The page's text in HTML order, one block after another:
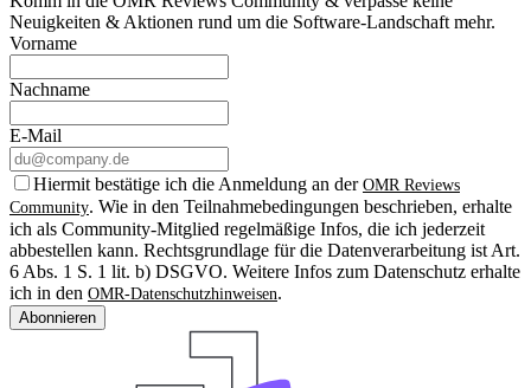
Neuigkeiten & Aktionen rund um die Software-Landschaft mehr.
Vorname
Nachname
E-Mail
Hiermit bestätige ich die Anmeldung an der OMR Reviews
Community. Wie in den Teilnahmebedingungen beschrieben, erhalte
ich als Community-Mitglied regelmäßige Infos, die ich jederzeit
abbestellen kann. Rechtsgrundlage für die Datenverarbeitung ist Art.
6 Abs. 1 S. 1 lit. b) DSGVO. Weitere Infos zum Datenschutz erhalte
ich in den OMR-Datenschutzhinweisen.
Abonnieren